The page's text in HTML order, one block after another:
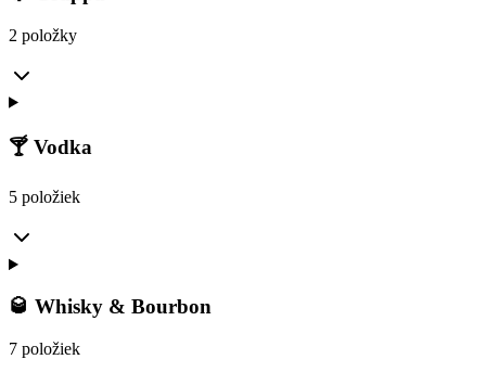
2 položky
🍸 Vodka
5 položiek
🥃 Whisky & Bourbon
7 položiek